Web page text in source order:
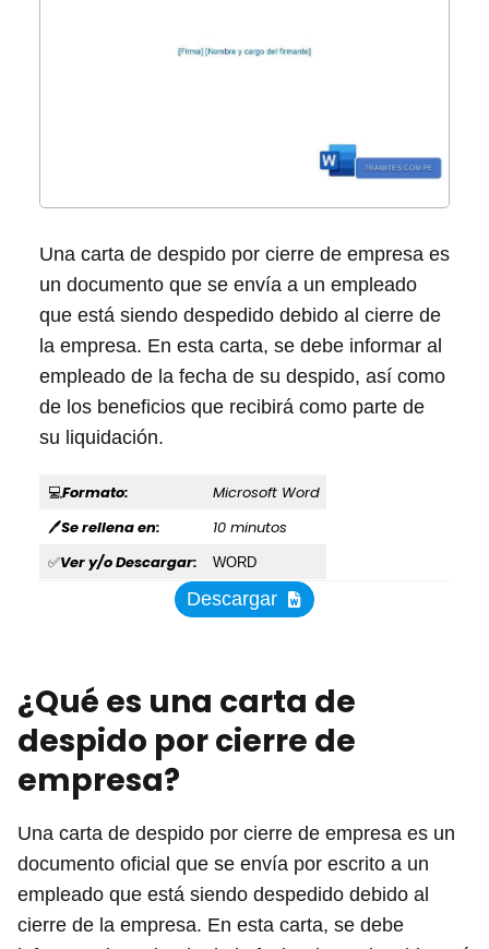
Una carta de despido por cierre de empresa es
un documento que se envía a un empleado
que está siendo despedido debido al cierre de
la empresa. En esta carta, se debe informar al
empleado de la fecha de su despido, así como
de los beneficios que recibirá como parte de
su liquidación.
💻Formato: Microsoft Word
🖊Se rellena en: 10 minutos
✅Ver y/o Descargar: WORD
Descargar
¿Qué es una carta de
despido por cierre de
empresa?
Una carta de despido por cierre de empresa es un
documento oficial que se envía por escrito a un
empleado que está siendo despedido debido al
cierre de la empresa. En esta carta, se debe